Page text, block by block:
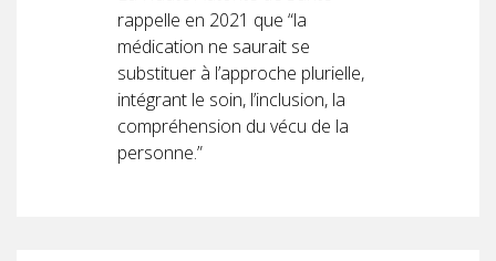
rappelle en 2021 que “la
médication ne saurait se
substituer à l’approche plurielle,
intégrant le soin, l’inclusion, la
compréhension du vécu de la
personne.”